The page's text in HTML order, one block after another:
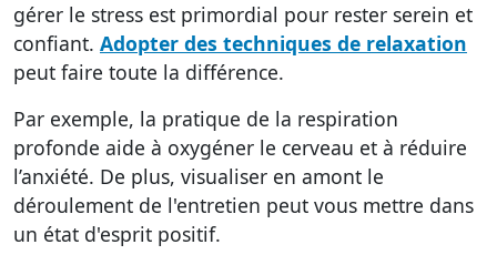
gérer le stress est primordial pour rester serein et
confiant. Adopter des techniques de relaxation
peut faire toute la différence.
Par exemple, la pratique de la respiration
profonde aide à oxygéner le cerveau et à réduire
l’anxiété. De plus, visualiser en amont le
déroulement de l'entretien peut vous mettre dans
un état d'esprit positif.